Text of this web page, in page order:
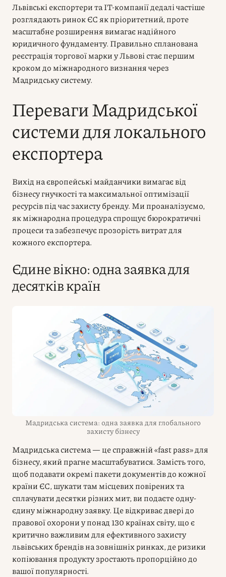
Львівські експортери та IT-компанії дедалі частіше
розглядають ринок ЄС як пріоритетний, проте
масштабне розширення вимагає надійного
юридичного фундаменту. Правильно спланована
реєстрація торгової марки у Львові стає першим
кроком до міжнародного визнання через
Мадридську систему.
Переваги Мадридської
системи для локального
експортера
Вихід на європейські майданчики вимагає від
бізнесу гнучкості та максимальної оптимізації
ресурсів під час захисту бренду. Ми проаналізуємо,
як міжнародна процедура спрощує бюрократичні
процеси та забезпечує прозорість витрат для
кожного експортера.
Єдине вікно: одна заявка для
десятків країн
Мадридська система: одна заявка для глобального
захисту бізнесу
Мадридська система — це справжній «fast pass» для
бізнесу, який прагне масштабуватися. Замість того,
щоб подавати окремі пакети документів до кожної
країни ЄС, шукати там місцевих повірених та
сплачувати десятки різних мит, ви подаєте одну-
єдину міжнародну заявку. Це відкриває двері до
правової охорони у понад 130 країнах світу, що є
критично важливим для ефективного захисту
львівських брендів на зовнішніх ринках, де ризики
копіювання продукту зростають пропорційно до
вашої популярності.